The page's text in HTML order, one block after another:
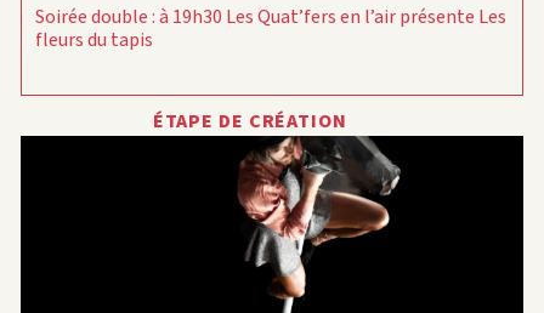
Soirée double : à 19h30 Les Quat’fers en l’air présente Les
fleurs du tapis
ÉTAPE DE CRÉATION